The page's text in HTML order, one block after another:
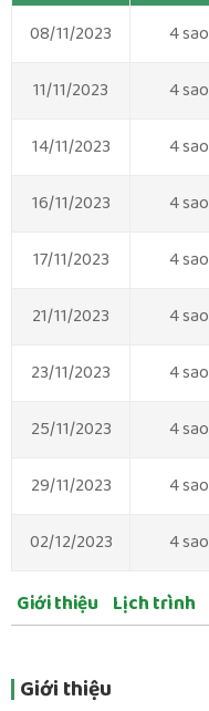
08/11/2023
4 sao
11/11/2023 4 sao
14/11/2023 4 sao
16/11/2023 4 sao
17/11/2023 4 sao
21/11/2023 4 sao
23/11/2023 4 sao
25/11/2023 4 sao
29/11/2023 4 sao
02/12/2023 4 sao
Giới thiệu Lịch trình
Giới thiệu